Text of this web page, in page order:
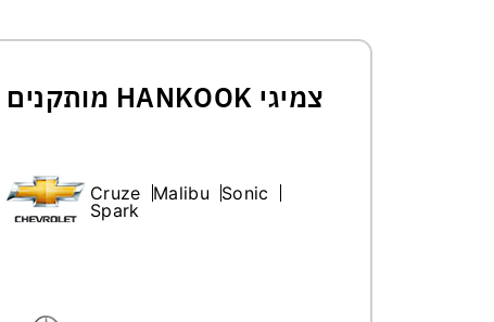
צמיגי HANKOOK מותקנים בהתקנה מקורית(OE)
Cruze Malibu
Sonic
Spark